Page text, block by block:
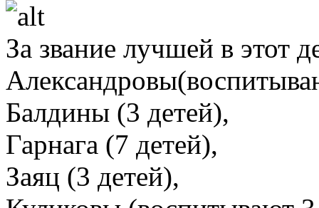
За звание лучшей в этот
Балдины (3 детей),
Гарнага (7 детей),
Заяц (3 детей),